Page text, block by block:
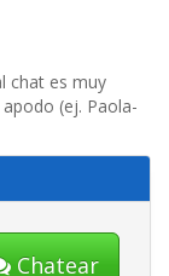
chat es muy
(ej. Paola-
Chatear